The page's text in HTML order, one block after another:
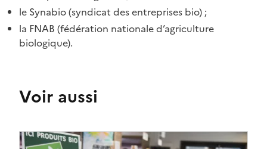
le Synabio (syndicat des entreprises bio) ;
la FNAB (fédération nationale d’agriculture
biologique).
Voir aussi